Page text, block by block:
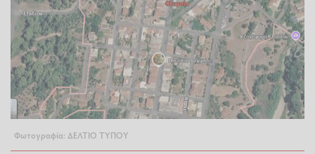
Φωτογραφία: ΔΕΛΤΙΟ ΤΥΠΟΥ